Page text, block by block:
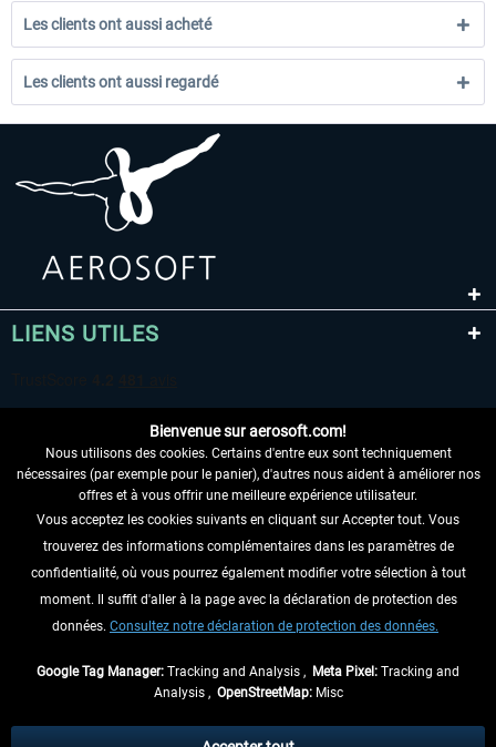
Les clients ont aussi acheté
Les clients ont aussi regardé
LIENS UTILES
RENONCER AU CONTRAT ICI
INFORMATIONS
NE MANQUEZ PAS LES DERNIÈRES
échéant, frais de remboursement, si aucune description contraire.
Bienvenue sur aerosoft.com!
Nous utilisons des cookies. Certains d'entre eux sont techniquement
nécessaires (par exemple pour le panier), d'autres nous aident à améliorer nos
offres et à vous offrir une meilleure expérience utilisateur.
Vous acceptez les cookies suivants en cliquant sur Accepter tout. Vous
trouverez des informations complémentaires dans les paramètres de
confidentialité, où vous pourrez également modifier votre sélection à tout
moment. Il suffit d'aller à la page avec la déclaration de protection des
données. Consultez notre déclaration de protection des données.
Google Tag Manager: Tracking and Analysis , Meta Pixel: Tracking and
Analysis , OpenStreetMap:Misc